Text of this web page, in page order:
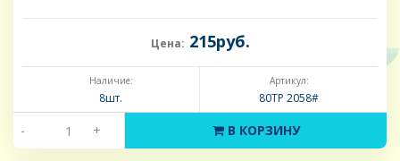
Цена: 215руб.
Наличие:
8шт.
Артикул:
80TP 2058#
- + В КОРЗИНУ